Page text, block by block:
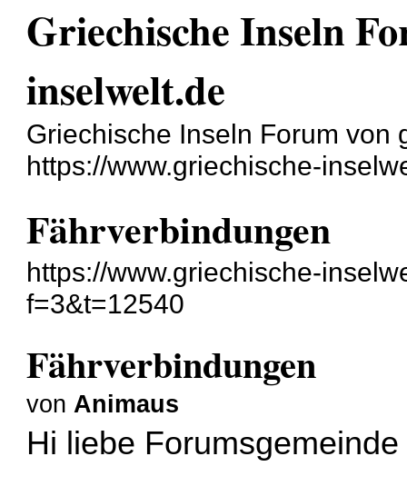
Griechische Inseln
inselwelt.de
Griechische Inseln Forum von
https://www.griechische-
Fährverbindungen
https://www.griechische-
f=3&t=12540
Fährverbindungen
von Animaus
Hi liebe